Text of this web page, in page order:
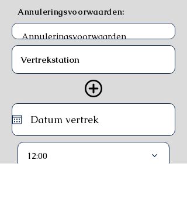
Annuleringsvoorwaarden:
12:00